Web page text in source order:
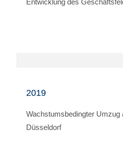
2019
Wachstumsbedingter Umzug
Düsseldorf